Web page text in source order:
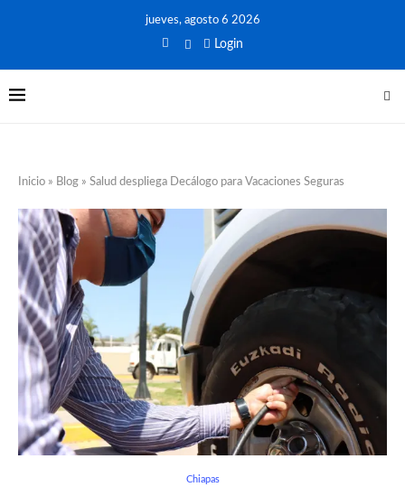
jueves, agosto 6 2026
Login
Inicio » Blog » Salud despliega Decálogo para Vacaciones Seguras
Chiapas